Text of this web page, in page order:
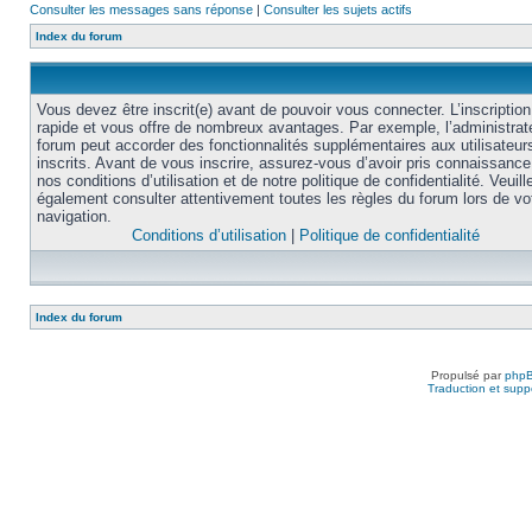
Consulter les messages sans réponse | Consulter les sujets actifs
Index du forum
Vous devez être inscrit(e) avant de pouvoir vous connecter.
rapide et vous offre de nombreux avantages. Par exemple,
forum peut accorder des fonctionnalités supplémentaires aux
inscrits. Avant de vous inscrire, assurez-vous d’avoir pris
nos conditions d’utilisation et de notre politique de confidentialité.
également consulter attentivement toutes les règles du forum lors de
navigation.
Conditions d’utilisation
Politique de confidentialité
Index du forum
Propulsé par
Traduction et